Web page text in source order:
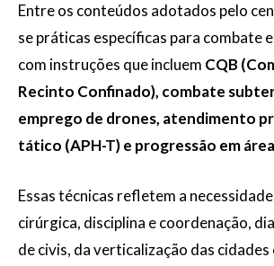
Entre os conteúdos adotados pelo
se práticas específicas para combate
com instruções que incluem CQB
Recinto Confinado), combate
emprego de drones, atendimento
tático (APH-T) e progressão em
Essas técnicas refletem a
cirúrgica, disciplina e coordenação,
de civis, da verticalização das